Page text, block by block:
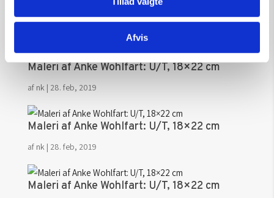
Afvis
Maleri af Anke Wohlfart: U/T, 18×22 cm
Maleri af Anke Wohlfart: U/T, 18×22 cm
af nk | 28. feb, 2019
Maleri af Anke Wohlfart: U/T, 18×22 cm
af nk | 28. feb, 2019
Maleri af Anke Wohlfart: U/T, 18×22 cm